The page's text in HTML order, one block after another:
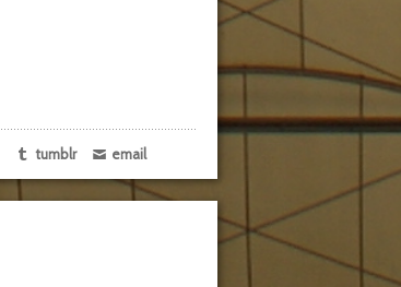
tumblr email